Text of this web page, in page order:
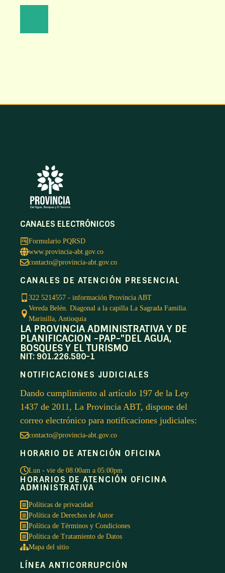
CANALES ELECTRÓNICOS
Formulario PQRSD
www.provincia-abt.gov.co
contacto@provincia-abt.gov.co
CANALES DE ATENCIÓN PRESENCIAL
322 5214557 - información Provincia ABT
Vereda Belén. Diagonal a la capilla La Sagrada Familia.
Marinilla, Antioquia
LA PROVINCIA ADMINISTRATIVA Y DE
PLANIFICACION -PAP-"DEL AGUA,
BOSQUES Y EL TURISMO
NIT: 901.226.580-1
NOTIFICACIONES JUDICIALES
Dando cumplimiento al artículo 197 de la Ley
1437 de 2011, La Provincia ABT, dispone del
correo electrónico para notificaciones judiciales:
contacto@provincia-abt.gov.co
HORARIO DE ATENCIÓN OFICINA
Lun - vie de 08:00am a 05:00pm
HORARIOS DE ATENCIÓN OFICINA
ADMINISTRATIVA
Políticas de privacidad
Política de Derechos de Autor
Política de Términos y Condiciones
Política de Tratamiento de Datos
Mapa del sitio
LÍNEA ANTICORRUPCIÓN